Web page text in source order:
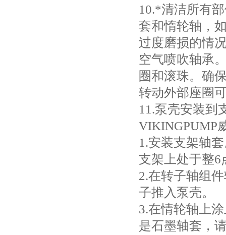
10.*清洁所有
套和惰轮轴，
过度磨损的情
空气喷吹轴承
圈和滚珠。确
转动外部座圈
11.泵壳安装到
VIKINGPUMP
1.安装支架轴
支架上处于整6
2.在转子轴组
子推入泵壳。
3.在情轮轴上
是石墨轴套，